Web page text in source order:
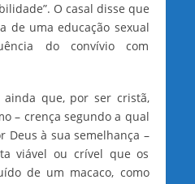
O casal disse que
de uma educação sexual
do convívio com
que, por ser cristã,
– crença segundo a qual
Deus à sua semelhança –
viável ou crível que os
de um macaco, como